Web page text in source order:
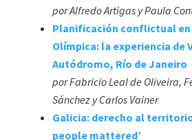
por Alfredo Artigas y Paula
Planificación conflictual en
Olímpica: la experiencia de
Autódromo, Río de Janeiro
por Fabricio Leal de Oliveira,
Sánchez y Carlos Vainer
Galicia: derecho al
people mattered’